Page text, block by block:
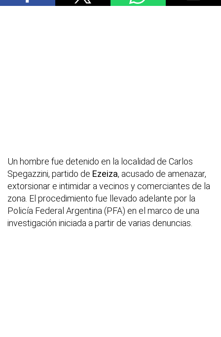
Un hombre fue detenido en la localidad de Carlos
Spegazzini, partido de Ezeiza, acusado de amenazar,
extorsionar e intimidar a vecinos y comerciantes de la
zona. El procedimiento fue llevado adelante por la
Policía Federal Argentina (PFA) en el marco de una
investigación iniciada a partir de varias denuncias.